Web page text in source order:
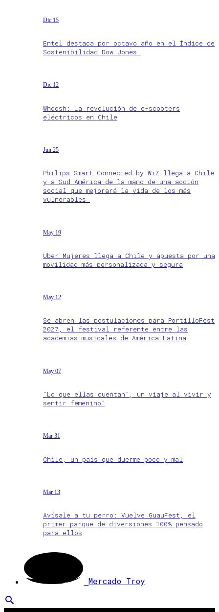
Dic 15
Entel destaca por octavo año en el Índice de
Sostenibilidad Dow Jones.
Dic 12
Whoosh: La revolución de e-scooters
eléctricos en Chile
Jun 25
Philips Smart Connected by WiZ llega a Chile
y a Sud América de la mano de una acción
social que mejorará la vida de los más
vulnerables
May 19
Uber Mujeres llega a Chile y apuesta por una
movilidad más personalizada y segura
May 12
Se abren las postulaciones para PortilloFest
2027, el festival referente entre las
academias musicales de América Latina
May 07
“Lo que ellas cuentan”, un viaje al vivir y
sentir femenino”
Mar 31
Chile, un país que duerme poco y mal
Mar 13
Avísale a tu perro: Vuelve GuauFest, el
primer parque de diversiones 100% pensado
para ellos
Mercado Troy
search